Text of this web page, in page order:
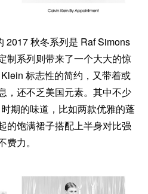
2017 秋冬系列是 Raf Simons
制系列则带来了一个大大的惊
标志性的简约，又带着或
，还不乏美国元素。其中不少
期的味道，比如两款优雅的蓬
的饱满裙子搭配上半身对比强
力。